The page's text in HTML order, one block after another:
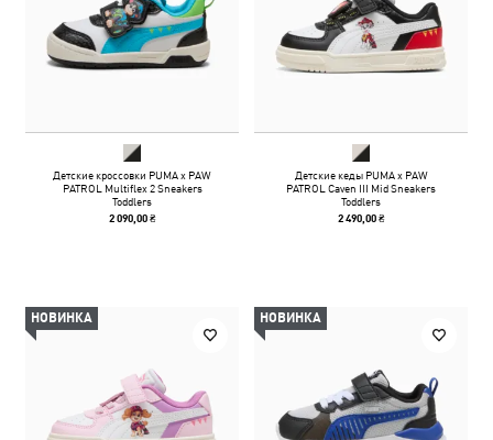
Детские кроссовки PUMA x PAW
PATROL Multiflex 2 Sneakers
Toddlers
2 090,00 ₴
Детские кеды PUMA x PAW
PATROL Caven III Mid Sneakers
Toddlers
2 490,00 ₴
НОВИНКА НОВИНКА